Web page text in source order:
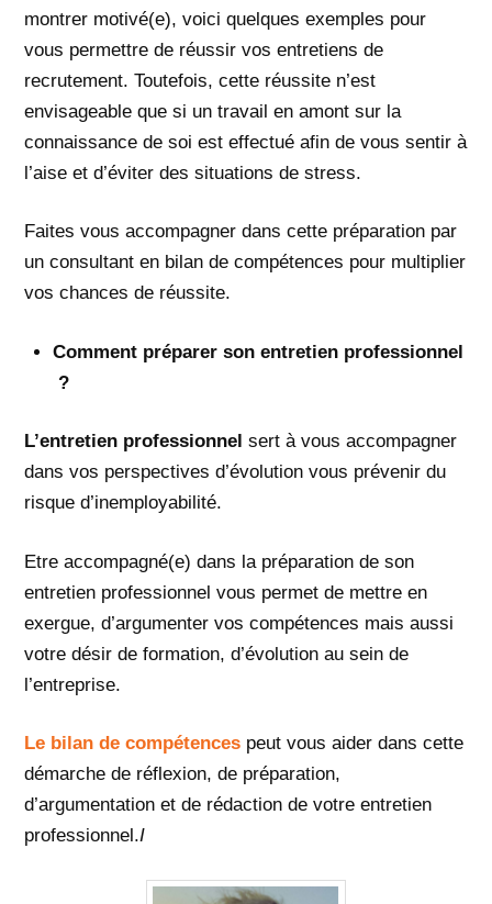
montrer motivé(e), voici quelques exemples pour
vous permettre de réussir vos entretiens de
recrutement. Toutefois, cette réussite n’est
envisageable que si un travail en amont sur la
connaissance de soi est effectué afin de vous sentir à
l’aise et d’éviter des situations de stress.
Faites vous accompagner dans cette préparation par
un consultant en bilan de compétences pour multiplier
vos chances de réussite.
Comment préparer son entretien professionnel
?
L’entretien professionnel sert à vous accompagner
dans vos perspectives d’évolution vous prévenir du
risque d’inemployabilité.
Etre accompagné(e) dans la préparation de son
entretien professionnel vous permet de mettre en
exergue, d’argumenter vos compétences mais aussi
votre désir de formation, d’évolution au sein de
l’entreprise.
Le bilan de compétences peut vous aider dans cette
démarche de réflexion, de préparation,
d’argumentation et de rédaction de votre entretien
professionnel.I